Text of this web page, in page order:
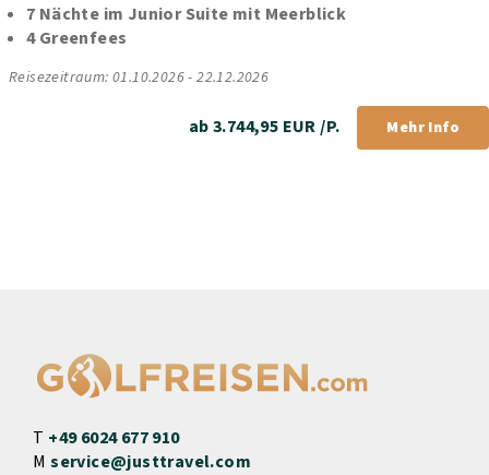
7 Nächte im Junior Suite mit Meerblick
4 Greenfees
Reisezeitraum: 01.10.2026 - 22.12.2026
ab 3.744,95 EUR /P. Mehr Info
T +49 6024 677 910
Mservice@justtravel.com